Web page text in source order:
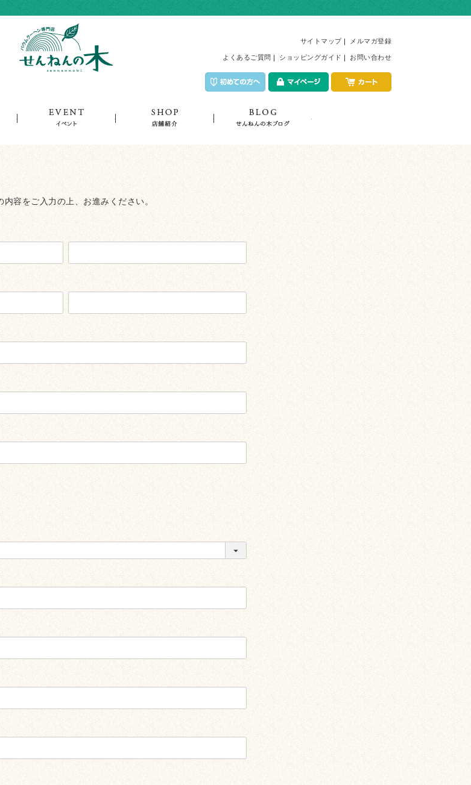
サイトマップ メルマガ登録
よくあるご質問 ショッピングガイド お問い合わせ
商品紹介 イベント 店舗紹介
内容をご入力の上、お進みください。